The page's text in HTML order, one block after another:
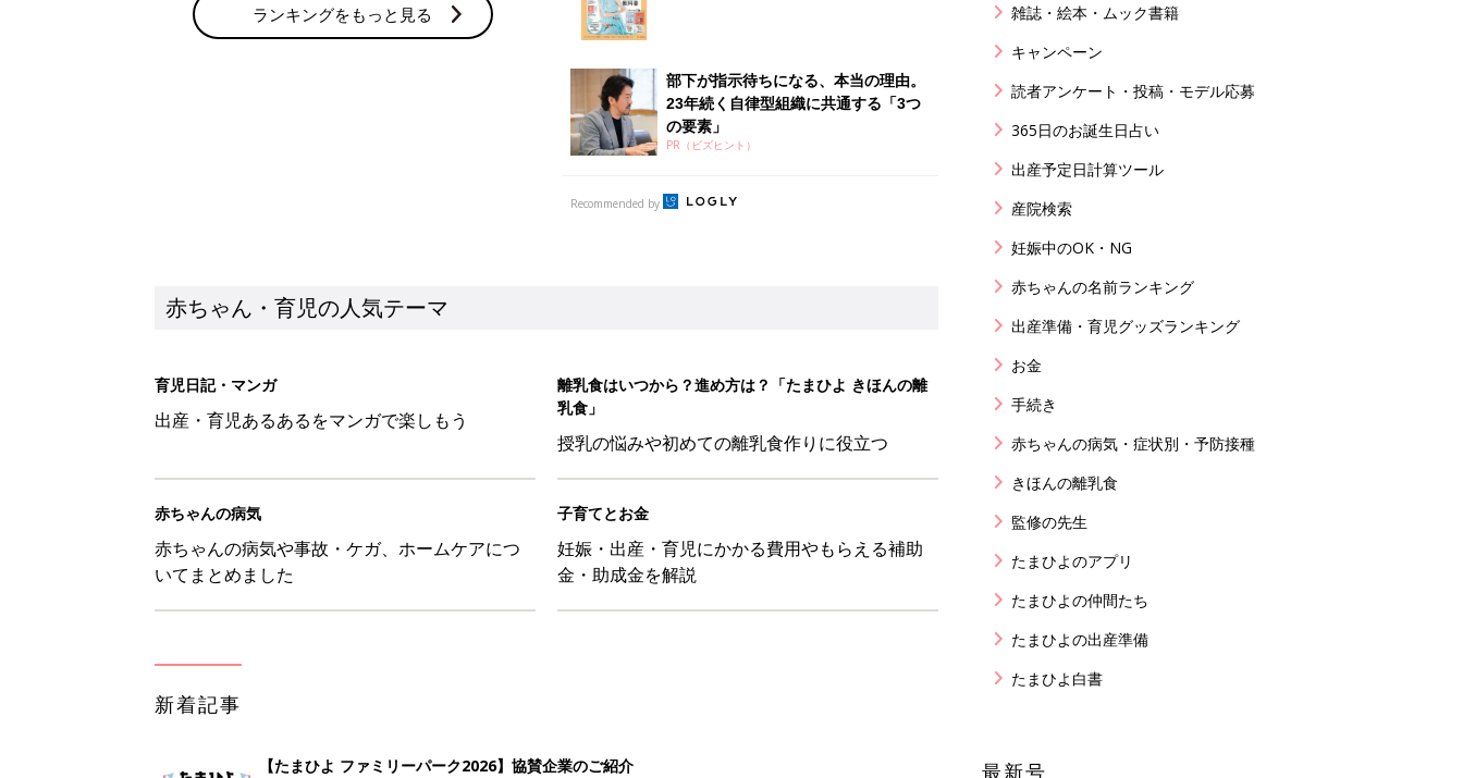
ランキングをもっと見る
部下が指示待ちになる、本当の理由。
23年続く自律型組織に共通する「3つ
の要素」
PR（ビズヒント）
Recommended by
赤ちゃん・育児の人気テーマ
育児日記・マンガ
出産・育児あるあるをマンガで楽しもう
離乳食はいつから？進め方は？「たまひよ きほんの離
乳食」
授乳の悩みや初めての離乳食作りに役立つ
赤ちゃんの病気
赤ちゃんの病気や事故・ケガ、ホームケアにつ
いてまとめました
子育てとお金
妊娠・出産・育児にかかる費用やもらえる補助
金・助成金を解説
新着記事
【たまひよ ファミリーパーク2026】協賛企業のご紹介
雑誌・絵本・ムック書籍
キャンペーン
読者アンケート・投稿・モデル応募
365日のお誕生日占い
出産予定日計算ツール
産院検索
妊娠中のOK・NG
赤ちゃんの名前ランキング
出産準備・育児グッズランキング
お金
手続き
赤ちゃんの病気・症状別・予防接種
きほんの離乳食
監修の先生
たまひよのアプリ
たまひよの仲間たち
たまひよの出産準備
たまひよ白書
最新号